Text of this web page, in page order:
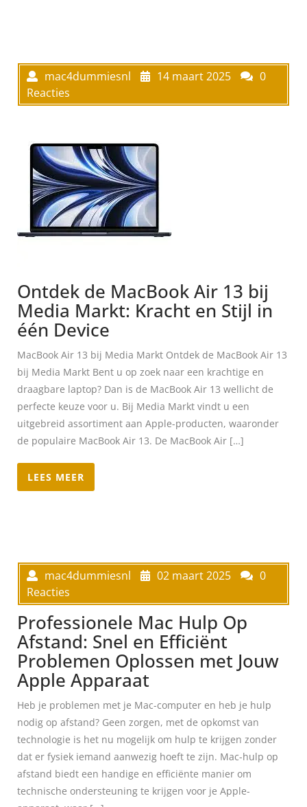
mac4dummiesnl 14 maart 2025
0
Reacties
Ontdek de MacBook Air 13 bij
Media Markt: Kracht en Stijl in
één Device
MacBook Air 13 bij Media Markt Ontdek de MacBook Air 13
bij Media Markt Bent u op zoek naar een krachtige en
draagbare laptop? Dan is de MacBook Air 13 wellicht de
perfecte keuze voor u. Bij Media Markt vindt u een
uitgebreid assortiment aan Apple-producten, waaronder
de populaire MacBook Air 13. De MacBook Air […]
LEES MEER
mac4dummiesnl 02 maart 2025
0
Reacties
Professionele Mac Hulp Op
Afstand: Snel en Efficiënt
Problemen Oplossen met Jouw
Apple Apparaat
Heb je problemen met je Mac-computer en heb je hulp
nodig op afstand? Geen zorgen, met de opkomst van
technologie is het nu mogelijk om hulp te krijgen zonder
dat er fysiek iemand aanwezig hoeft te zijn. Mac-hulp op
afstand biedt een handige en efficiënte manier om
technische ondersteuning te krijgen voor je Apple-